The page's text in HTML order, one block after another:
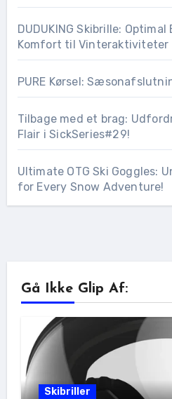
DUDUKING Skibrille:
Komfort til Vinteraktiviteter
PURE Kørsel:
Tilbage med et brag:
Flair i SickSeries#29!
Ultimate OTG Ski Goggles:
for Every Snow Adventure!
Gå Ikke Glip Af:
Skibriller